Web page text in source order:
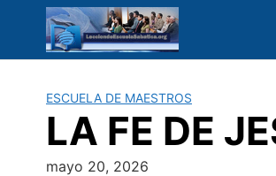
contenido
ESCUELA DE MAESTROS
LA FE DE
mayo 20, 2026